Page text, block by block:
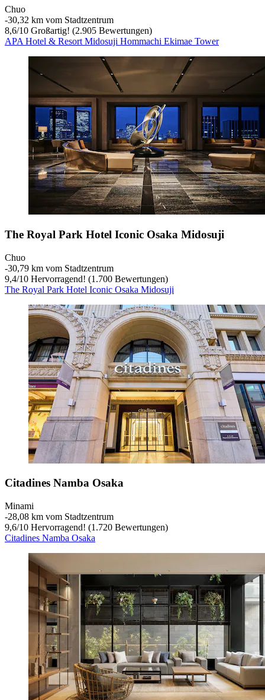
Chuo
‐30,32 km vom Stadtzentrum
8,6/10 Großartig! (2.905 Bewertungen)
APA Hotel & Resort Midosuji Hommachi Ekimae Tower
The Royal Park Hotel Iconic Osaka Midosuji
Chuo
‐30,79 km vom Stadtzentrum
9,4/10 Hervorragend! (1.700 Bewertungen)
The Royal Park Hotel Iconic Osaka Midosuji
Citadines Namba Osaka
Minami
‐28,08 km vom Stadtzentrum
9,6/10 Hervorragend! (1.720 Bewertungen)
Citadines Namba Osaka